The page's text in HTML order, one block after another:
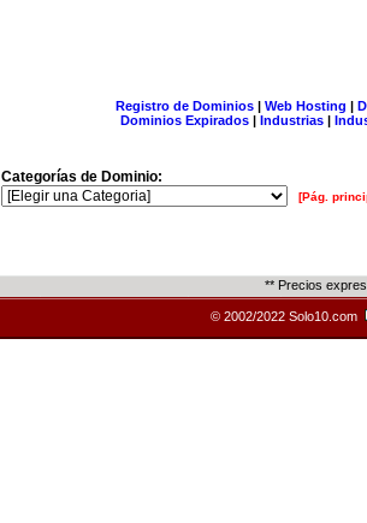
Registro de Dominios| Web Hosting |
Dominios Expirados | Industrias |
Categorías de Dominio:
[Pág.
** Precios
© 2002/2022 Solo10.com